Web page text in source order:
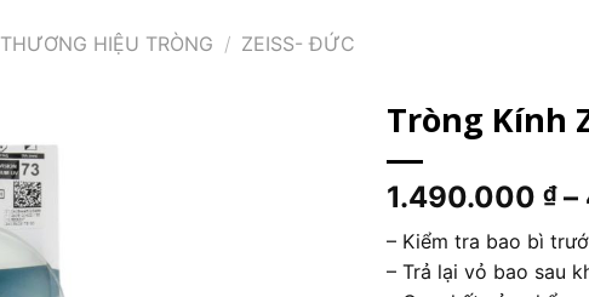
THƯƠNG HIỆU TRÒNG / ZEISS- ĐỨC
Tròng Kính
1.490.000 ₫ –
– Kiểm tra bao bì
– Trả lại vỏ bao sau